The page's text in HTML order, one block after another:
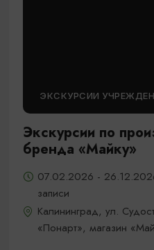
ЭКСКУРСИИ
Экскурсии по
бренда «Майку»
07.02.2026 -
записи
Калининград, ул.
«Понарт», магазин